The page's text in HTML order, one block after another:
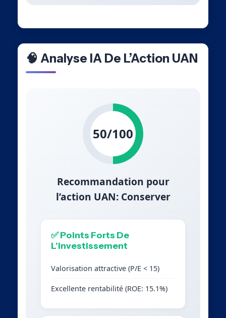
🧠 Analyse IA De L’Action UAN
50/100
Recommandation pour
l’action UAN: Conserver
✅ Points Forts De
L’Investissement
Valorisation attractive (P/E < 15)
Excellente rentabilité (ROE: 15.1%)